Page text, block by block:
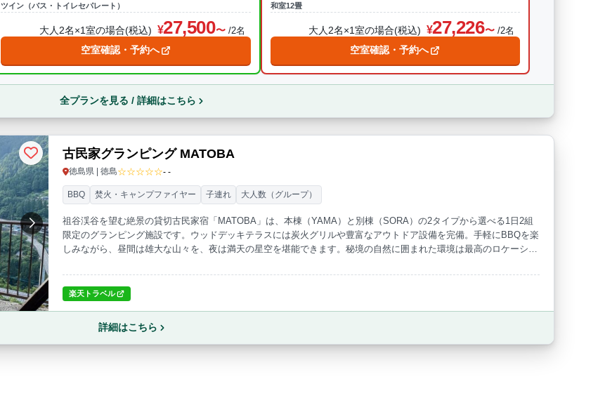
ツイン（バス・トイレセパレート）
大人2名×1室の場合(税込) 27,500 /2名
空室確認・予約へ
和室12畳
大人2名×1室の場合(税込) 27,226 /2名
空室確認・予約へ
全プランを見る / 詳細はこちら
古民家グランピング MATOBA
徳島県 | 徳島☆☆☆☆☆- -
祖谷渓谷を望む絶景の貸切古民家宿「MATOBA」は、本棟（YAMA）と別棟（SORA）の2タイプから選べる1日2組
限定のグランピング施設です。ウッドデッキテラスには炭火グリルや豊富なアウトドア設備を完備。手軽にBBQを楽
しみながら、昼間は雄大な山々を、夜は満天の星空を堪能できます。秘境の自然に囲まれた環境は最高のロケーショ
BBQ 焚火・キャンプファイヤー 子連れ 大人数（グループ）
楽天トラベル
詳細はこちら